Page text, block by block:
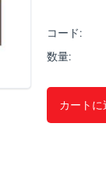
コード:
数量:
カートに